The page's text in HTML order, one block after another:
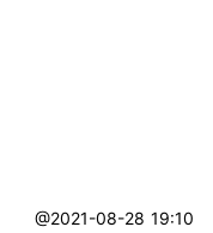
@2021-08-28 19:10